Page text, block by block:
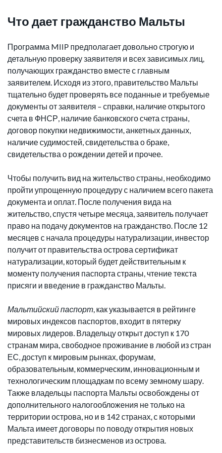
Что дает гражданство Мальты
Программа MIIP предполагает довольно строгую и
детальную проверку заявителя и всех зависимых лиц,
получающих гражданство вместе с главным
заявителем. Исходя из этого, правительство Мальты
тщательно будет проверять все поданные и требуемые
документы от заявителя – справки, наличие открытого
счета в ФНСР, наличие банковского счета страны,
договор покупки недвижимости, анкетных данных,
наличие судимостей, свидетельства о браке,
свидетельства о рождении детей и прочее.
Чтобы получить вид на жительство страны, необходимо
пройти упрощенную процедуру с наличием всего пакета
документа и оплат. После получения вида на
жительство, спустя четыре месяца, заявитель получает
право на подачу документов на гражданство. После 12
месяцев с начала процедуры натурализации, инвестор
получит от правительства острова сертификат
натурализации, который будет действительным к
моменту получения паспорта страны, чтение текста
присяги и введение в гражданство Мальты.
Мальтийский паспорт, как указывается в рейтинге
мировых индексов паспортов, входит в пятерку
мировых лидеров. Владельцу открыт доступ к 170
странам мира, свободное проживание в любой из стран
ЕС, доступ к мировым рынках, форумам,
образовательным, коммерческим, инновационным и
технологическим площадкам по всему земному шару.
Также владельцы паспорта Мальты освобождены от
дополнительного налогообложения не только на
территории острова, но и в 142 странах, с которыми
Мальта имеет договоры по поводу открытия новых
представительств бизнесменов из острова.